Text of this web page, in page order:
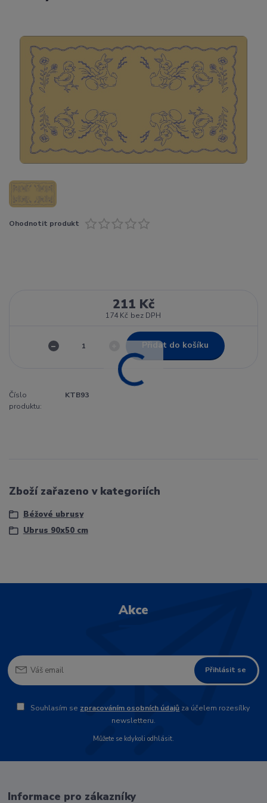
Ohodnotit produkt
211 Kč
174 Kč bez DPH
Přidat do košíku
Číslo
produktu:
KTB93
Zboží zařazeno v kategoriích
Béžové ubrusy
Ubrus 90x50 cm
Akce
Přihlásit se
Souhlasím se zpracováním osobních údajů za účelem rozesílky
newsletteru.
Můžete se kdykoli odhlásit.
Informace pro zákazníky